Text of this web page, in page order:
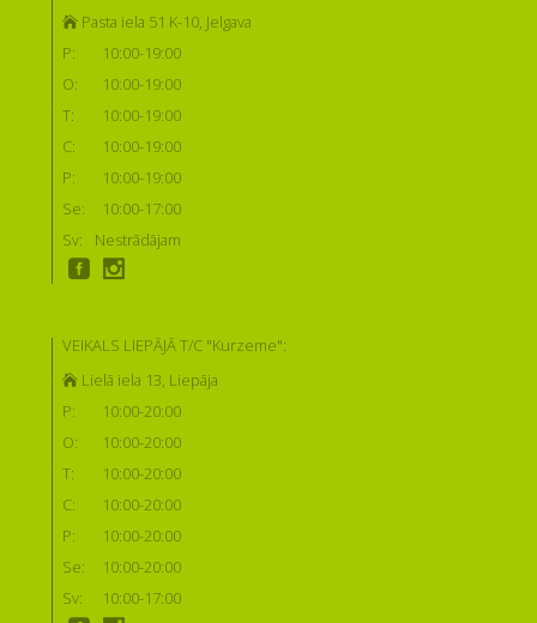
Pasta iela 51 K-10, Jelgava
P:
10:00-19:00
O:
10:00-19:00
T:
10:00-19:00
C:
10:00-19:00
P:
10:00-19:00
Se:
10:00-17:00
Sv:
Nestrādājam
VEIKALS LIEPĀJĀ T/C "Kurzeme":
Lielā iela 13, Liepāja
P:
10:00-20:00
O:
10:00-20:00
T:
10:00-20:00
C:
10:00-20:00
P:
10:00-20:00
Se:
10:00-20:00
Sv:
10:00-17:00